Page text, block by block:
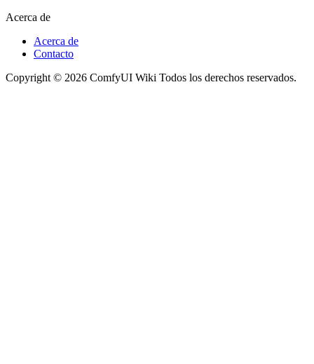
Acerca de
Acerca de
Contacto
Copyright © 2026 ComfyUI Wiki Todos los derechos reservados.